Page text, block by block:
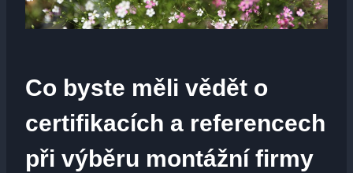
Co byste měli vědět o
certifikacích a referencech
při výběru montážní firmy